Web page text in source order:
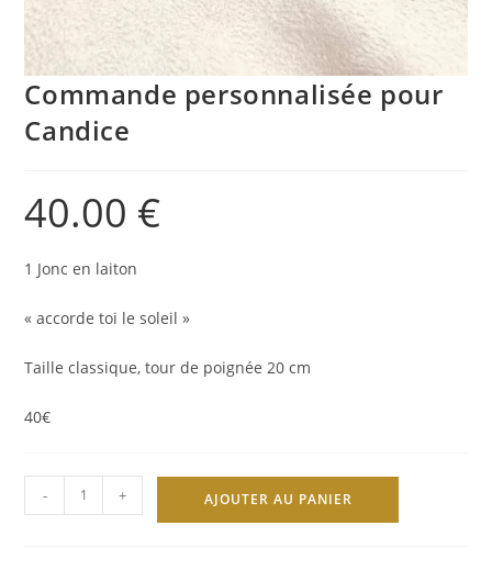
Commande personnalisée pour
Candice
40.00 €
1 Jonc en laiton
« accorde toi le soleil »
Taille classique, tour de poignée 20 cm
40€
quantité
de
- + AJOUTER AU PANIER